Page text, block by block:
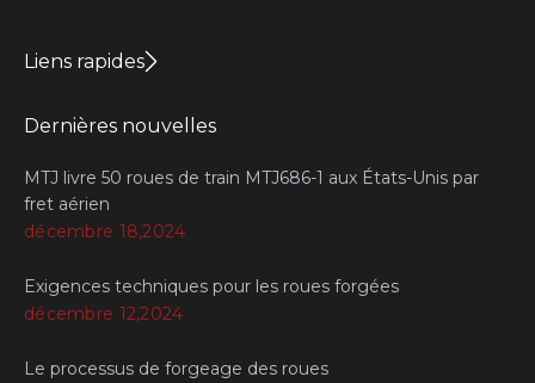
Liens rapides
Dernières nouvelles
MTJ livre 50 roues de train MTJ686-1 aux États-Unis par
fret aérien
décembre 18,2024
Exigences techniques pour les roues forgées
décembre 12,2024
Le processus de forgeage des roues